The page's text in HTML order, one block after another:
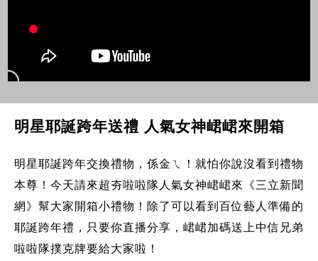
明星耶誕跨年送禮 人氣女神峮峮來開箱
明星耶誕跨年交換禮物，係金ㄟ！就怕你說沒看到禮物
本尊！今天請來超夯啦啦隊人氣女神峮峮來《三立新聞
網》幫大家開箱小禮物！除了可以看到百位藝人準備的
耶誕跨年禮，只要你直播分享，峮峮加碼送上中信兄弟
啦啦隊撲克牌要給大家啦！